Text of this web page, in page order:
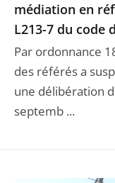
médiation en
L213-7 du code
Par ordonnance
des référés a
une délibération
septemb ...